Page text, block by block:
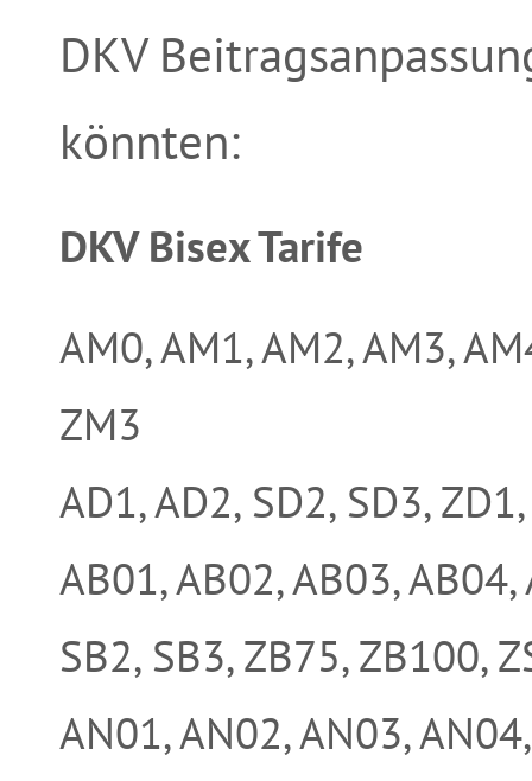
DKV
könnten:
DKV Bisex Tarife
AM0, AM1, AM2, AM3,
ZM3
AD1, AD2, SD2, SD3,
AB01, AB02, AB03,
SB2, SB3, ZB75, ZB100,
AN01, AN02, AN03,